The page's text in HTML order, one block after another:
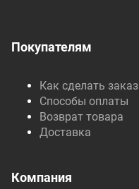
Покупателям
Как сделать заказ
Способы оплаты
Возврат товара
Доставка
Компания